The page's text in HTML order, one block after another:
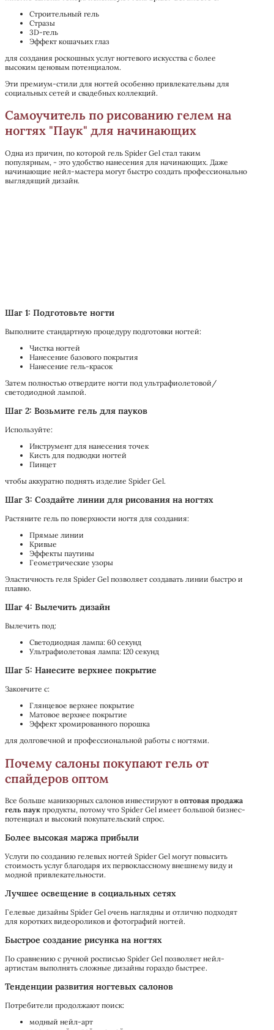
Строительный гель
Стразы
3D-гель
Эффект кошачьих глаз
для создания роскошных услуг ногтевого искусства с более
высоким ценовым потенциалом.
Эти премиум-стили для ногтей особенно привлекательны для
социальных сетей и свадебных коллекций.
Самоучитель по рисованию гелем на
ногтях "Паук" для начинающих
Одна из причин, по которой гель Spider Gel стал таким
популярным, - это удобство нанесения для начинающих. Даже
начинающие нейл-мастера могут быстро создать профессионально
выглядящий дизайн.
Шаг 1: Подготовьте ногти
Выполните стандартную процедуру подготовки ногтей:
Чистка ногтей
Нанесение базового покрытия
Нанесение гель-красок
Затем полностью отвердите ногти под ультрафиолетовой/
светодиодной лампой.
Шаг 2: Возьмите гель для пауков
Используйте:
Инструмент для нанесения точек
Кисть для подводки ногтей
Пинцет
чтобы аккуратно поднять изделие Spider Gel.
Шаг 3: Создайте линии для рисования на ногтях
Растяните гель по поверхности ногтя для создания:
Прямые линии
Кривые
Эффекты паутины
Геометрические узоры
Эластичность геля Spider Gel позволяет создавать линии быстро и
плавно.
Шаг 4: Вылечить дизайн
Вылечить под:
Светодиодная лампа: 60 секунд
Ультрафиолетовая лампа: 120 секунд
Шаг 5: Нанесите верхнее покрытие
Закончите с:
Глянцевое верхнее покрытие
Матовое верхнее покрытие
Эффект хромированного порошка
для долговечной и профессиональной работы с ногтями.
Почему салоны покупают гель от
спайдеров оптом
Все больше маникюрных салонов инвестируют в оптовая продажа
гель паук продукты, потому что Spider Gel имеет большой бизнес-
потенциал и высокий покупательский спрос.
Более высокая маржа прибыли
Услуги по созданию гелевых ногтей Spider Gel могут повысить
стоимость услуг благодаря их первоклассному внешнему виду и
модной привлекательности.
Лучшее освещение в социальных сетях
Гелевые дизайны Spider Gel очень наглядны и отлично подходят
для коротких видеороликов и фотографий ногтей.
Быстрое создание рисунка на ногтях
По сравнению с ручной росписью Spider Gel позволяет нейл-
артистам выполнять сложные дизайны гораздо быстрее.
Тенденции развития ногтевых салонов
Потребители продолжают поиск:
модный нейл-арт